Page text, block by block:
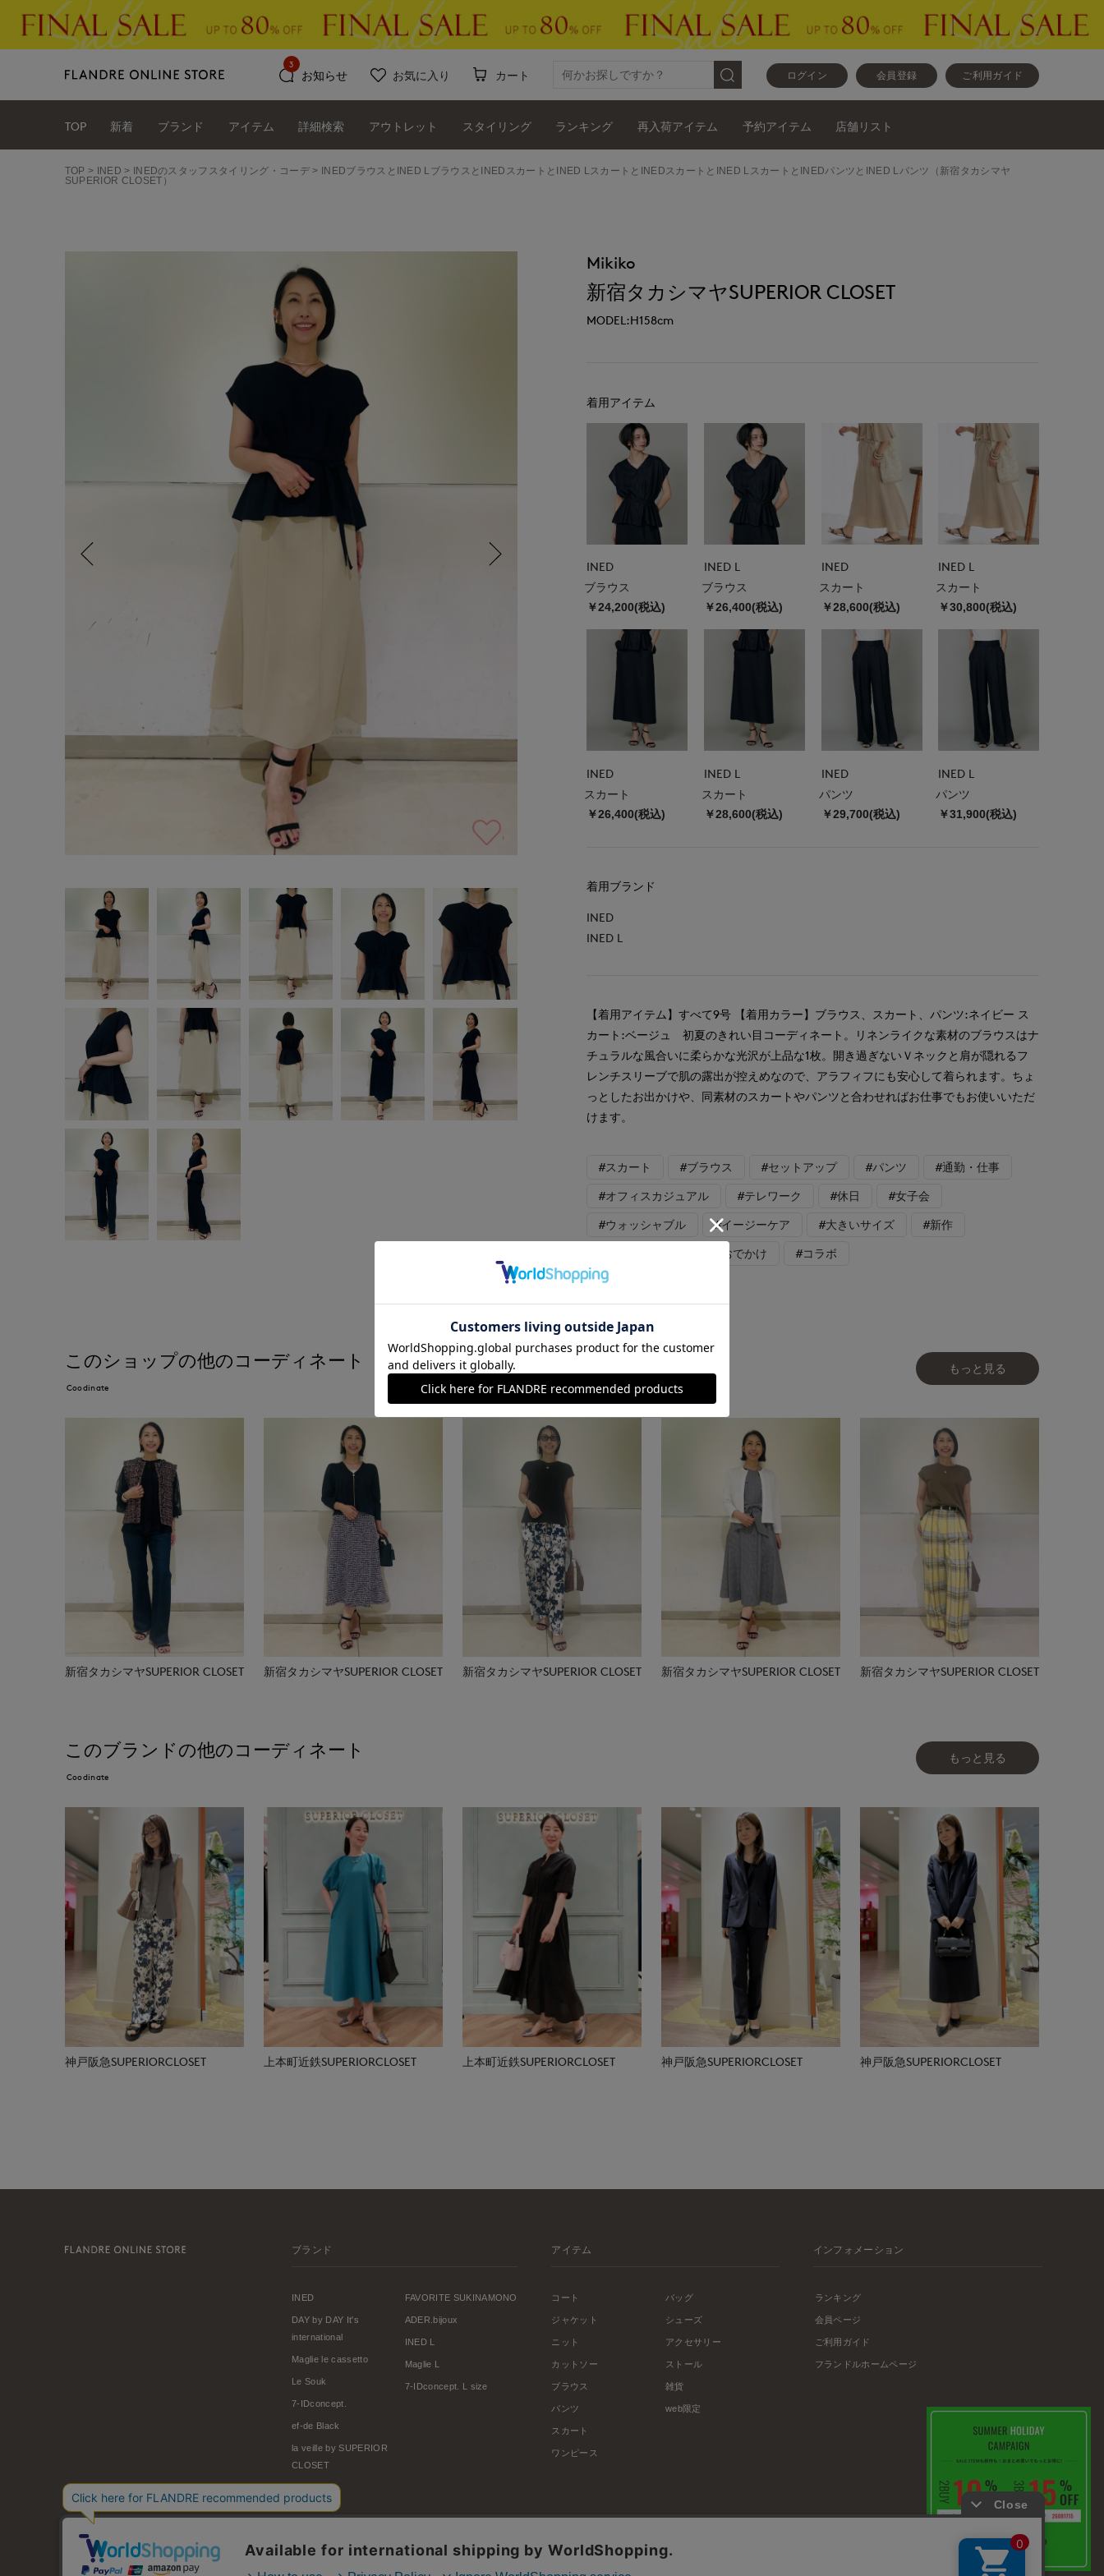
ログイン 会員登録 ご利用ガイド
お知らせ
3
お気に入り カート
TOP 新着 ブランド アイテム 詳細検索 アウトレット スタイリング ランキング 再入荷アイテム 予約アイテム 店舗リスト
TOP INED INEDのスタッフスタイリング・コーデ
INEDブラウスとINED LブラウスとINEDスカートとINED LスカートとINEDスカートとINED LスカートとINEDパンツとINED Lパンツ（新宿タカシマヤ
SUPERIOR CLOSET）
Mikiko
新宿タカシマヤSUPERIOR CLOSET
MODEL:H158cm
着用アイテム
INED
ブラウス
￥24,200(税込)
INED L
ブラウス
￥26,400(税込)
INED
スカート
￥28,600(税込)
INED L
スカート
￥30,800(税込)
INED
スカート
￥26,400(税込)
INED L
スカート
￥28,600(税込)
INED
パンツ
￥29,700(税込)
INED L
パンツ
￥31,900(税込)
着用ブランド
INED
INED L
【着用アイテム】すべて9号 【着用カラー】ブラウス、スカート、パンツ:ネイビー ス
カート:ベージュ 初夏のきれい目コーディネート。リネンライクな素材のブラウスはナ
チュラルな風合いに柔らかな光沢が上品な1枚。開き過ぎないＶネックと肩が隠れるフ
レンチスリーブで肌の露出が控えめなので、アラフィフにも安心して着られます。ちょ
っとしたお出かけや、同素材のスカートやパンツと合わせればお仕事でもお使いいただ
けます。
#スカート #ブラウス #セットアップ #パンツ #通勤・仕事
#オフィスカジュアル #テレワーク #休日 #女子会
#ウォッシャブル #イージーケア #大きいサイズ #新作
#おでかけ #コラボ
このショップの他のコーディネート
Coodinate
もっと見る
新宿タカシマヤSUPERIOR CLOSET 新宿タカシマヤSUPERIOR CLOSET 新宿タカシマヤSUPERIOR CLOSET 新宿タカシマヤSUPERIOR CLOSET 新宿タカシマヤSUPERIOR CLOSET
このブランドの他のコーディネート
Coodinate
もっと見る
神戸阪急SUPERIORCLOSET 上本町近鉄SUPERIORCLOSET 上本町近鉄SUPERIORCLOSET 神戸阪急SUPERIORCLOSET 神戸阪急SUPERIORCLOSET
ブランド
INED
DAY by DAY It's
international
Maglie le cassetto
Le Souk
7-IDconcept.
ef-de Black
la veille by SUPERIOR
CLOSET
FAVORITE SUKINAMONO
ADER.bijoux
INED L
Maglie L
7-IDconcept. L size
アイテム
コート
ジャケット
ニット
カットソー
ブラウス
パンツ
スカート
ワンピース
バッグ
シューズ
アクセサリー
ストール
雑貨
web限定
インフォメーション
ランキング
会員ページ
ご利用ガイド
フランドルホームページ
© FLANDRE CO., LTD.